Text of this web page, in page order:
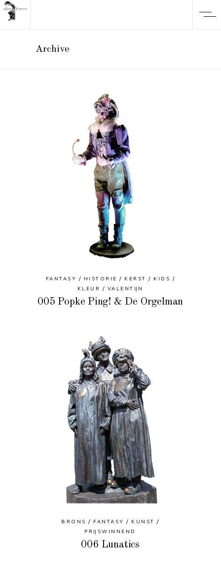
Archive
FANTASY HISTORIE KERST
KIDS
KLEUR
VALENTIJN
005 Popke Ping! & De Orgelman
BRONS FANTASY
KUNST
PRIJSWINNEND
006 Lunatics